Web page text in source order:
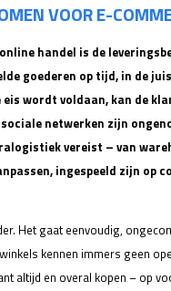
VOOR E-
handel is de
goederen op tijd, in de
wordt voldaan, kan de
netwerken zijn
vereist – van
ingespeeld zijn op
Het gaat eenvoudig,
kennen immers geen
altijd en overal kopen – op